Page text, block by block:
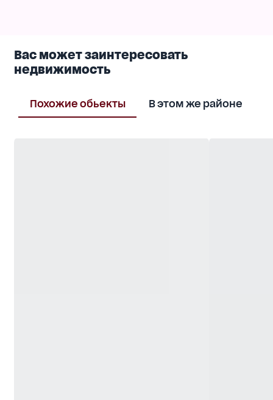
Вас может заинтересовать
недвижимость
Похожие обьекты В этом же районе